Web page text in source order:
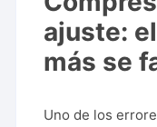
ajuste:
más se
Uno de los